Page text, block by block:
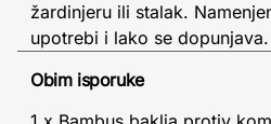
žardinjeru ili stalak.
upotrebi i lako se dopunjava.
Obim isporuke